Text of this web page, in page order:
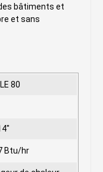
bâtiments et
et sans
80
Btu/hr